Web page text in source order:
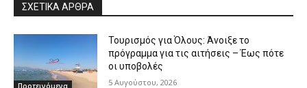
ΣΧΕΤΙΚΑ ΑΡΘΡΑ
Προτεινόμενα
Τουρισμός για Όλους: Άνοιξε το
πρόγραμμα για τις αιτήσεις – Έως πότε
οι υποβολές
5 Αυγούστου, 2026